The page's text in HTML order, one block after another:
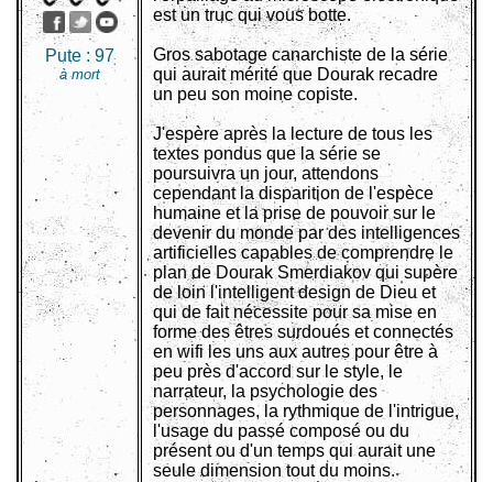
Pute : 97
à mort
est un truc qui vous botte.
Gros sabotage canarchiste de la série
qui aurait mérité que Dourak recadre
un peu son moine copiste.
J'espère après la lecture de tous les
textes pondus que la série se
poursuivra un jour, attendons
cependant la disparition de l'espèce
humaine et la prise de pouvoir sur le
devenir du monde par des intelligences
artificielles capables de comprendre le
plan de Dourak Smerdiakov qui supère
de loin l'intelligent design de Dieu et
qui de fait nécessite pour sa mise en
forme des êtres surdoués et connectés
en wifi les uns aux autres pour être à
peu près d'accord sur le style, le
narrateur, la psychologie des
personnages, la rythmique de l'intrigue,
l'usage du passé composé ou du
présent ou d'un temps qui aurait une
seule dimension tout du moins.